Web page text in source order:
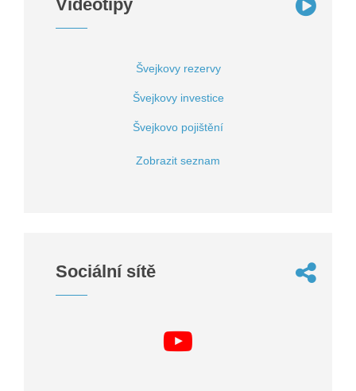
Videotipy
Švejkovy rezervy
Švejkovy investice
Švejkovo pojištění
Zobrazit seznam
Sociální sítě